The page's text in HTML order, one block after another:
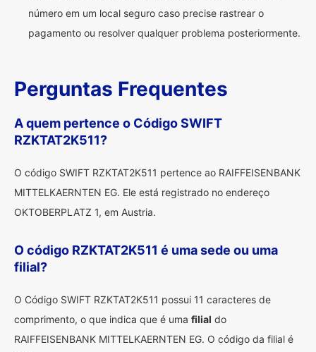
número em um local seguro caso precise rastrear o
pagamento ou resolver qualquer problema posteriormente.
Perguntas Frequentes
A quem pertence o Código SWIFT
RZKTAT2K511?
O código SWIFT RZKTAT2K511 pertence ao RAIFFEISENBANK
MITTELKAERNTEN EG. Ele está registrado no endereço
OKTOBERPLATZ 1, em Austria.
O código RZKTAT2K511 é uma sede ou uma
filial?
O Código SWIFT RZKTAT2K511 possui 11 caracteres de
comprimento, o que indica que é uma filial do
RAIFFEISENBANK MITTELKAERNTEN EG. O código da filial é